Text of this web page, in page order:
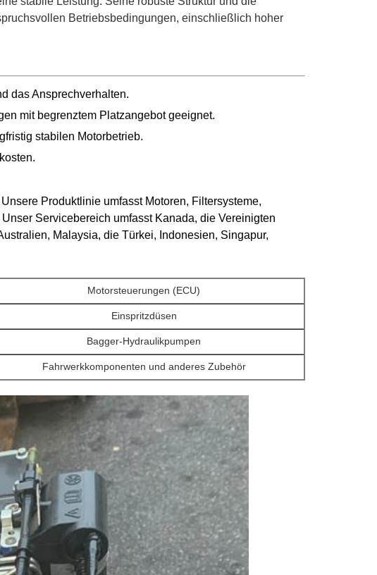
Betriebsbedingungen, einschließlich hoher
das Ansprechverhalten.
mit begrenztem Platzangebot geeignet.
stabilen Motorbetrieb.
Produktlinie umfasst Motoren, Filtersysteme,
Servicebereich umfasst Kanada, die Vereinigten
Malaysia, die Türkei, Indonesien, Singapur,
Motorsteuerungen (ECU)
Einspritzdüsen
Bagger-Hydraulikpumpen
Fahrwerkkomponenten und anderes Zubehör